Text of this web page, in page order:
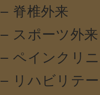
– 脊椎外来
– スポーツ外来
– ペインクリ
– リハビリテ